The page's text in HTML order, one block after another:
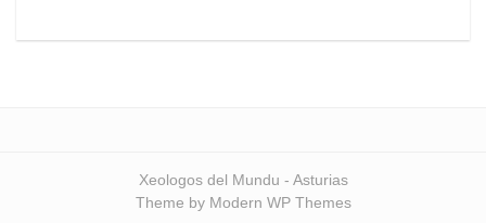
Xeologos del Mundu - Asturias
Theme by Modern WP Themes